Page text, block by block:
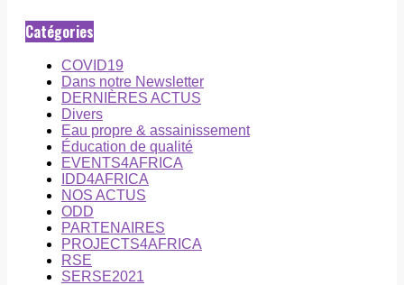
Catégories
COVID19
Dans notre Newsletter
DERNIÈRES ACTUS
Divers
Eau propre & assainissement
Éducation de qualité
EVENTS4AFRICA
IDD4AFRICA
NOS ACTUS
ODD
PARTENAIRES
PROJECTS4AFRICA
RSE
SERSE2021